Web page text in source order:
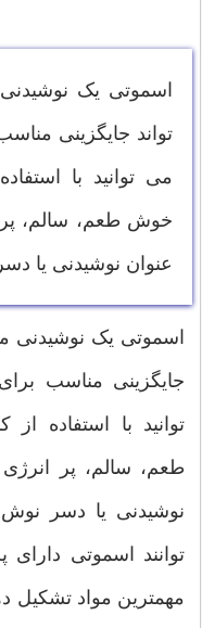
اسموتی یک
تواند جایگزینی
می توانید با
خوش طعم، سالم، پر
عنوان نوشیدنی یا
اسموتی یک نوشیدنی
جایگزینی مناسب
توانید با استفاده
طعم، سالم، پر
نوشیدنی یا دسر
توانند اسموتی دارای
مهمترین مواد تشکیل